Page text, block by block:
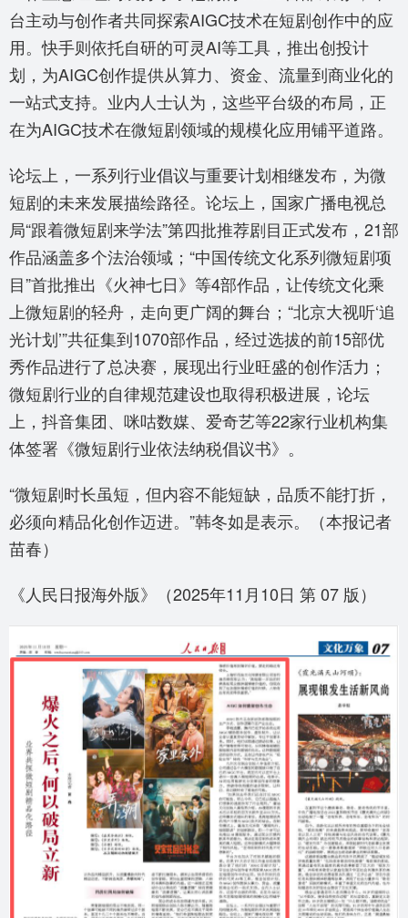
台主动与创作者共同探索AIGC技术在短剧创作中的应
用。快手则依托自研的可灵AI等工具，推出创投计
划，为AIGC创作提供从算力、资金、流量到商业化的
一站式支持。业内人士认为，这些平台级的布局，正
在为AIGC技术在微短剧领域的规模化应用铺平道路。
论坛上，一系列行业倡议与重要计划相继发布，为微
短剧的未来发展描绘路径。论坛上，国家广播电视总
局“跟着微短剧来学法”第四批推荐剧目正式发布，21部
作品涵盖多个法治领域；“中国传统文化系列微短剧项
目”首批推出《火神七日》等4部作品，让传统文化乘
上微短剧的轻舟，走向更广阔的舞台；“北京大视听‘追
光计划’”共征集到1070部作品，经过选拔的前15部优
秀作品进行了总决赛，展现出行业旺盛的创作活力；
微短剧行业的自律规范建设也取得积极进展，论坛
上，抖音集团、咪咕数媒、爱奇艺等22家行业机构集
体签署《微短剧行业依法纳税倡议书》。
“微短剧时长虽短，但内容不能短缺，品质不能打折，
必须向精品化创作迈进。”韩冬如是表示。（本报记者
苗春）
《人民日报海外版》（2025年11月10日 第 07 版）